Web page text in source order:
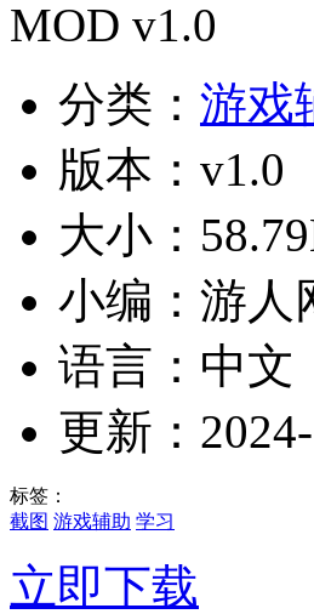
分类： 游戏
版本：v1.0
大小：
小编：游人
语言：中文
更新：
标签：
截图 游戏辅助 学习
立即下载